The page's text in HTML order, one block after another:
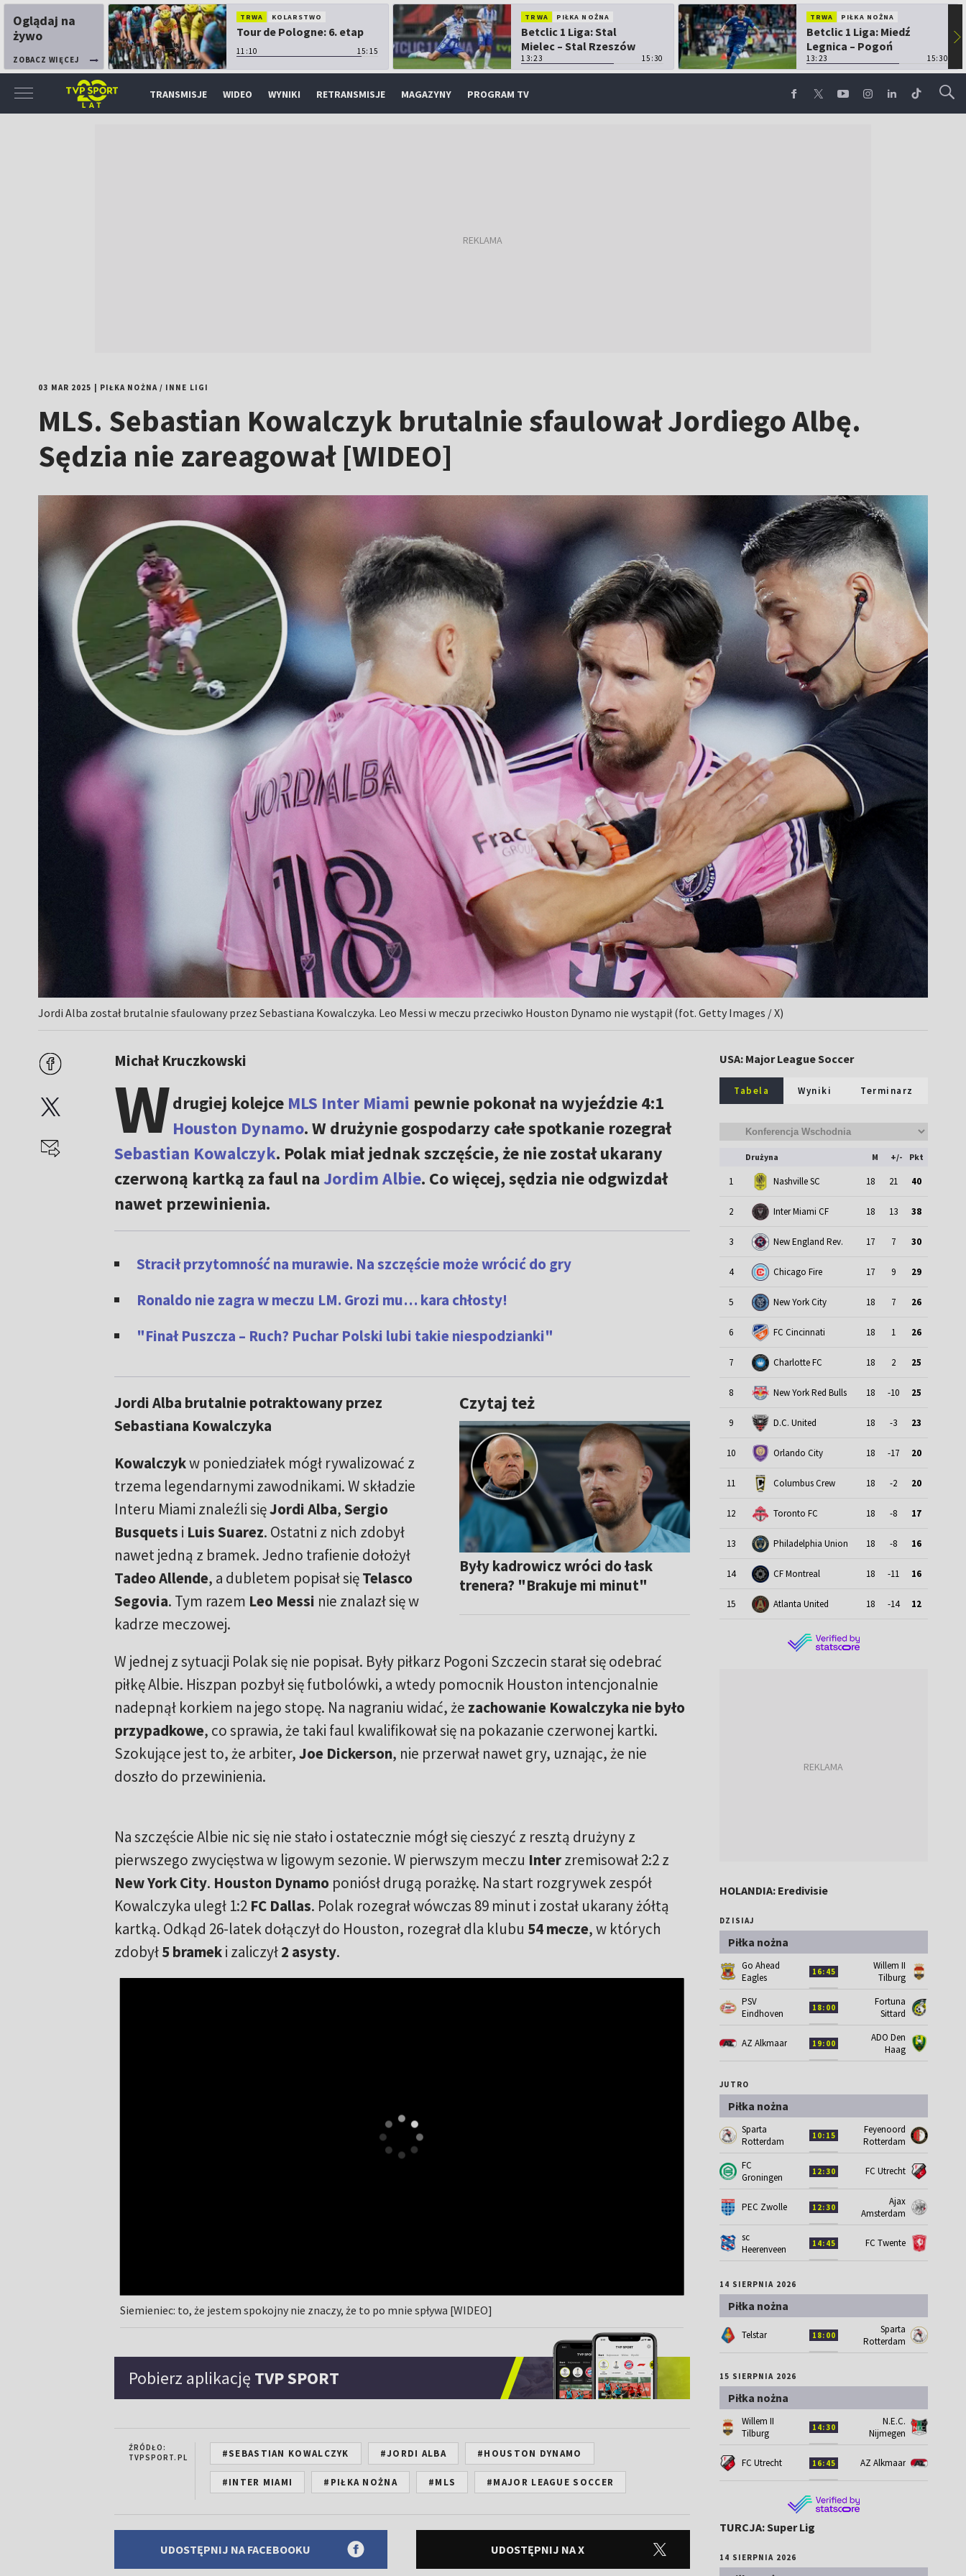
Oglądaj na
żywo
ZOBACZ WIĘCEJ
TRWA KOLARSTWO
Tour de Pologne: 6. etap
11:10 15:15
TRWA PIŁKA NOŻNA
Betclic 1 Liga: Stal
Mielec – Stal Rzeszów
13:23 15:30
TRWA PIŁKA NOŻNA
Betclic 1 Liga: Miedź
Legnica – Pogoń
Grodzisk Mazowiecki
13:23 15:30
▶
TRANSMISJE WIDEO WYNIKI RETRANSMISJE MAGAZYNY PROGRAM TV
03 MAR 2025 PIŁKA NOŻNA/ INNE LIGI
MLS. Sebastian Kowalczyk brutalnie sfaulował Jordiego Albę.
Sędzia nie zareagował [WIDEO]
Jordi Alba został brutalnie sfaulowany przez Sebastiana Kowalczyka. Leo Messi w meczu przeciwko Houston Dynamo nie wystąpił (fot. Getty Images / X)
Michał Kruczkowski
Wdrugiej kolejce MLS Inter Miami pewnie pokonał na wyjeździe 4:1
Houston Dynamo. W drużynie gospodarzy całe spotkanie rozegrał
Sebastian Kowalczyk. Polak miał jednak szczęście, że nie został ukarany
czerwoną kartką za faul naJordim Albie. Co więcej, sędzia nie odgwizdał
nawet przewinienia.
Stracił przytomność na murawie. Na szczęście może wrócić do gry
Ronaldo nie zagra w meczu LM. Grozi mu… kara chłosty!
"Finał Puszcza – Ruch? Puchar Polski lubi takie niespodzianki"
Czytaj też
Były kadrowicz wróci do łask
trenera? "Brakuje mi minut"
Jordi Alba brutalnie potraktowany przez
Sebastiana Kowalczyka
Kowalczykw poniedziałek mógł rywalizować z
trzema legendarnymi zawodnikami. W składzie
Interu Miami znaleźli sięJordi Alba,Sergio
Busquets i Luis Suarez. Ostatni z nich zdobył
nawet jedną z bramek. Jedno trafienie dołożył
Tadeo Allende, a dubletem popisał sięTelasco
Segovia. Tym razem Leo Messi nie znalazł się w
kadrze meczowej.
W jednej z sytuacji Polak się nie popisał. Były piłkarz Pogoni Szczecin starał się odebrać
piłkę Albie. Hiszpan pozbył się futbolówki, a wtedy pomocnik Houston intencjonalnie
nadepnął korkiem na jego stopę. Na nagraniu widać, że zachowanie Kowalczyka nie było
przypadkowe, co sprawia, że taki faul kwalifikował się na pokazanie czerwonej kartki.
Szokujące jest to, że arbiter,Joe Dickerson, nie przerwał nawet gry, uznając, że nie
doszło do przewinienia.
Na szczęście Albie nic się nie stało i ostatecznie mógł się cieszyć z resztą drużyny z
pierwszego zwycięstwa w ligowym sezonie. W pierwszym meczu Interzremisował 2:2 z
New York City. Houston Dynamo poniósł drugą porażkę. Na start rozgrywek zespół
Kowalczyka uległ 1:2 FC Dallas. Polak rozegrał wówczas 89 minut i został ukarany żółtą
kartką. Odkąd 26-latek dołączył do Houston, rozegrał dla klubu 54 mecze, w których
zdobył5 brameki zaliczył2 asysty.
Siemieniec: to, że jestem spokojny nie znaczy, że to po mnie spływa [WIDEO]
Pobierz aplikację TVP SPORT
ŹRÓDŁO:
TVPSPORT.PL
#SEBASTIAN KOWALCZYK #JORDI ALBA #HOUSTON DYNAMO
#INTER MIAMI #PIŁKA NOŻNA #MLS #MAJOR LEAGUE SOCCER
UDOSTĘPNIJ NA FACEBOOKU UDOSTĘPNIJ NA X
USA: Major League Soccer
Tabela Wyniki Terminarz
Drużyna M +/- Pkt
1 Nashville SC 18 21 40
2 Inter Miami CF 18 13 38
3 New England Rev. 17 7 30
4 Chicago Fire 17 9 29
5 New York City 18 7 26
6 FC Cincinnati 18 1 26
7 Charlotte FC 18 2 25
8 New York Red Bulls 18 -10 25
9 D.C. United 18 -3 23
10 Orlando City 18 -17 20
11 Columbus Crew 18 -2 20
12 Toronto FC 18 -8 17
13 Philadelphia Union 18 -8 16
14 CF Montreal 18 -11 16
15 Atlanta United 18 -14 12
HOLANDIA: Eredivisie
DZISIAJ
Piłka nożna
Go Ahead
Eagles
16:45
Willem II
Tilburg
PSV
Eindhoven
18:00
Fortuna
Sittard
AZ Alkmaar 19:00
ADO Den
Haag
JUTRO
Piłka nożna
Sparta
Rotterdam
10:15
Feyenoord
Rotterdam
FC
Groningen
12:30 FC Utrecht
PEC Zwolle 12:30
Ajax
Amsterdam
sc
Heerenveen
14:45 FC Twente
14 SIERPNIA 2026
Piłka nożna
Telstar 18:00
Sparta
Rotterdam
15 SIERPNIA 2026
Piłka nożna
Willem II
Tilburg
14:30
N.E.C.
Nijmegen
FC Utrecht 16:45 AZ Alkmaar
TURCJA: Super Lig
14 SIERPNIA 2026